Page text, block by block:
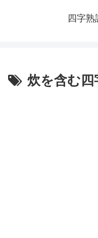
四字
炊を含む四